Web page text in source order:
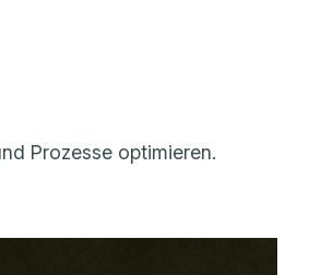
Prozesse optimieren.